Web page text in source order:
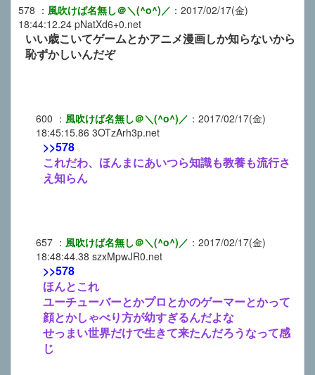
578 ： 風吹けば名無し＠＼(^o^)／ ： 2017/02/17(金)
18:44:12.24 pNatXd6+0.net
いい歳こいてゲームとかアニメ漫画しか知らないから
恥ずかしいんだぞ
600 ： 風吹けば名無し＠＼(^o^)／ ： 2017/02/17(金)
18:45:15.86 3OTzArh3p.net
>>578
これだわ、ほんまにあいつら知識も教養も流行さ
え知らん
657 ： 風吹けば名無し＠＼(^o^)／ ： 2017/02/17(金)
18:48:44.38 szxMpwJR0.net
>>578
ほんとこれ
ユーチューバーとかプロとかのゲーマーとかって
顔とかしゃべり方が幼すぎるんだよな
せっまい世界だけで生きて来たんだろうなって感
じ